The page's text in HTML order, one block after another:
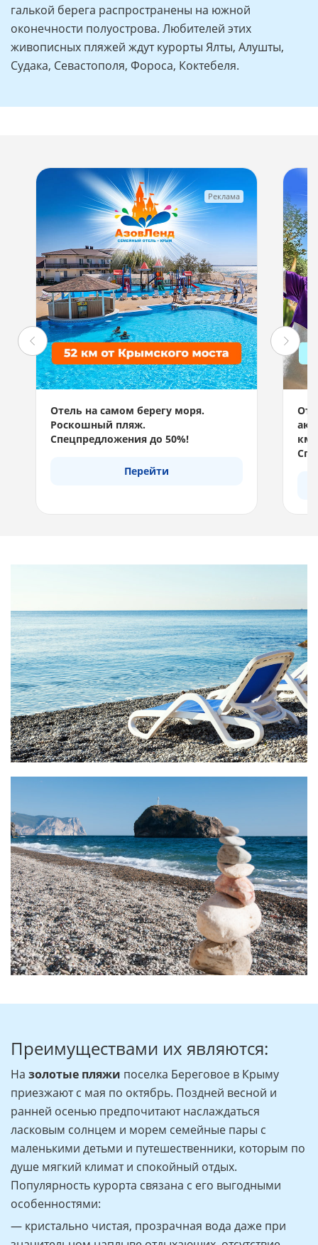
галькой берега распространены на южной
оконечности полуострова. Любителей этих
живописных пляжей ждут курорты Ялты, Алушты,
Судака, Севастополя, Фороса, Коктебеля.
Реклама
Отель на самом берегу моря.
Роскошный пляж.
Спецпредложения до 50%!
Перейти
км
Преимуществами их являются:
На золотые пляжи поселка Береговое в Крыму
приезжают с мая по октябрь. Поздней весной и
ранней осенью предпочитают наслаждаться
ласковым солнцем и морем семейные пары с
маленькими детьми и путешественники, которым по
душе мягкий климат и спокойный отдых.
Популярность курорта связана с его выгодными
особенностями:
— кристально чистая, прозрачная вода даже при